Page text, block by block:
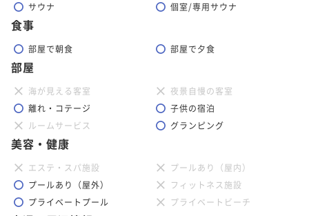
サウナ
個室/専用サウナ
食事
部屋で朝食 部屋で夕食
部屋
海が見える客室
夜景自慢の客室
離れ・コテージ
子供の宿泊
ルームサービス
グランピング
美容・健康
エステ・スパ施設
プールあり（屋内）
プールあり（屋外）
フィットネス施設
プライベートプール
プライベートビーチ